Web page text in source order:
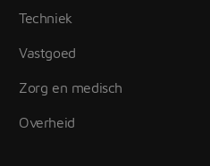
Techniek
Vastgoed
Zorg en medisch
Overheid